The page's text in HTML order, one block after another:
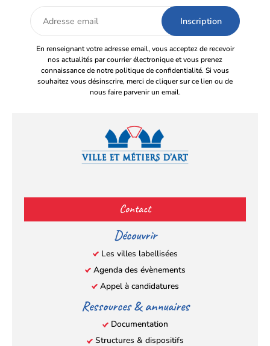
Adresse
email
En renseignant votre adresse email, vous acceptez de recevoir
nos actualités par courrier électronique et vous prenez
connaissance de notre politique de confidentialité. Si vous
souhaitez vous désinscrire, merci de cliquer sur ce lien ou de
nous faire parvenir un email.
(s’ouvre
dans
un
nouvel
onglet)
(s’ouvre
dans
un
nouvel
onglet)
(s’ouvre
dans
un
nouvel
onglet)
(s’ouvre
un
nouvel
onglet)
Contact
Découvrir
Les villes labellisées
Agenda des évènements
Appel à candidatures
Ressources & annuaires
Documentation
Structures & dispositifs